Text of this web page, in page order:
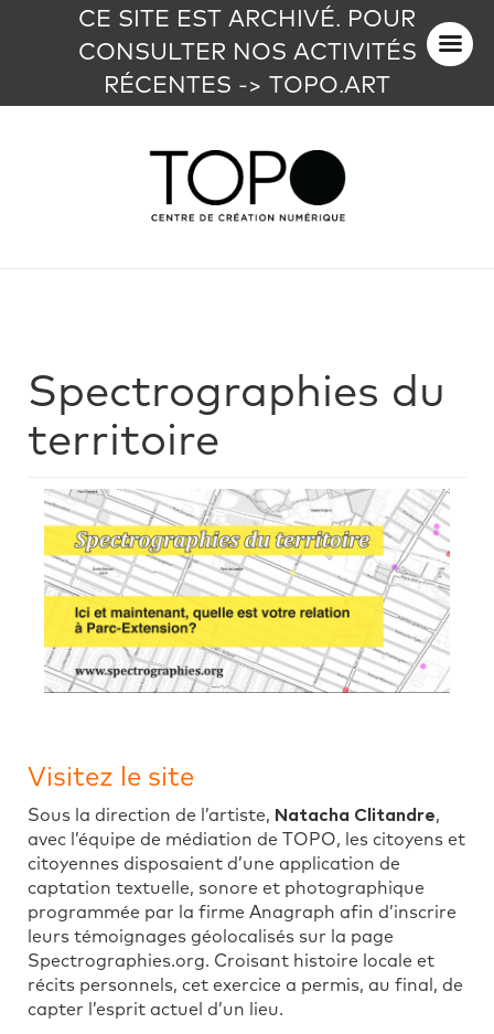
CE SITE EST ARCHIVÉ. POUR
CONSULTER NOS ACTIVITÉS
RÉCENTES -> TOPO.ART
Spectrographies du
territoire
Visitez le site
Sous la direction de l’artiste, Natacha Clitandre,
avec l’équipe de médiation de TOPO, les citoyens et
citoyennes disposaient d’une application de
captation textuelle, sonore et photographique
programmée par la firme Anagraph afin d’inscrire
leurs témoignages géolocalisés sur la page
Spectrographies.org. Croisant histoire locale et
récits personnels, cet exercice a permis, au final, de
capter l’esprit actuel d’un lieu.